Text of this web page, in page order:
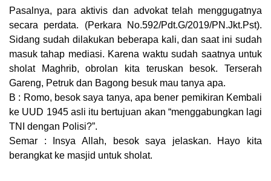
Pasalnya, para aktivis dan advokat telah menggugatnya
secara perdata. (Perkara No.592/Pdt.G/2019/PN.Jkt.Pst).
Sidang sudah dilakukan beberapa kali, dan saat ini sudah
masuk tahap mediasi. Karena waktu sudah saatnya untuk
sholat Maghrib, obrolan kita teruskan besok. Terserah
Gareng, Petruk dan Bagong besuk mau tanya apa.
B : Romo, besok saya tanya, apa bener pemikiran Kembali
ke UUD 1945 asli itu bertujuan akan “menggabungkan lagi
TNI dengan Polisi?”.
Semar : Insya Allah, besok saya jelaskan. Hayo kita
berangkat ke masjid untuk sholat.